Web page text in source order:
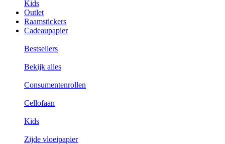
Kids
Outlet
Raamstickers
Cadeaupapier
Bestsellers
Bekijk alles
Consumentenrollen
Cellofaan
Kids
Zijde vloeipapier